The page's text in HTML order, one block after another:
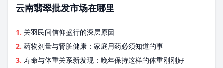
云南翡翠批发市场在哪里
1. 关羽民间信仰盛行的深层原因
2. 药物剂量与肾脏健康：家庭用药必须知道的事
3. 寿命与体重关系新发现：晚年保持这样的体重刚刚好